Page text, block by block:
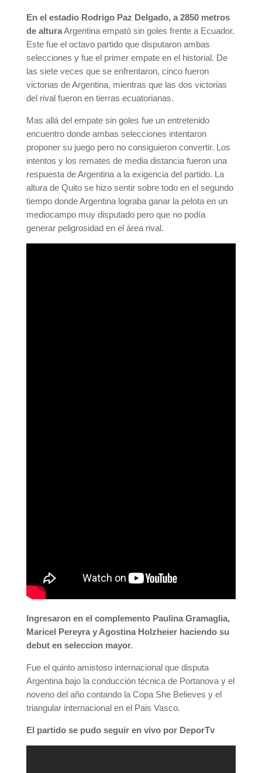
En el estadio Rodrigo Paz Delgado, a 2850 metros
de alturaArgentina empató sin goles frente a Ecuador.
Este fue el octavo partido que disputaron ambas
selecciones y fue el primer empate en el historial. De
las siete veces que se enfrentaron, cinco fueron
victorias de Argentina, mientras que las dos victorias
del rival fueron en tierras ecuatorianas.
Mas allá del empate sin goles fue un entretenido
encuentro donde ambas selecciones intentaron
proponer su juego pero no consiguieron convertir. Los
intentos y los remates de media distancia fueron una
respuesta de Argentina a la exigencia del partido. La
altura de Quito se hizo sentir sobre todo en el segundo
tiempo donde Argentina lograba ganar la pelota en un
mediocampo muy disputado pero que no podía
generar peligrosidad en el área rival.
Ingresaron en el complemento Paulina Gramaglia,
Maricel Pereyra y Agostina Holzheier haciendo su
debut en seleccion mayor.
Fue el quinto amistoso internacional que disputa
Argentina bajo la conducción técnica de Portanova y el
noveno del año contando la Copa She Believes y el
triangular internacional en el Pais Vasco.
El partido se pudo seguir en vivo por DeporTv